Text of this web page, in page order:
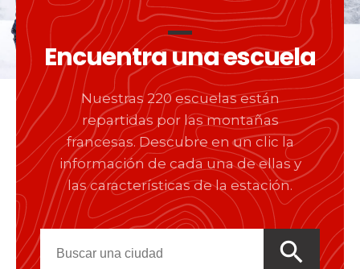
Encuentra una escuela
Nuestras 220 escuelas están
repartidas por las montañas
francesas. Descubre en un clic la
información de cada una de ellas y
las características de la estación.
search